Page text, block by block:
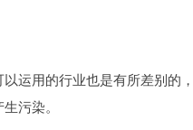
运用的行业也是有所差别的
污染。